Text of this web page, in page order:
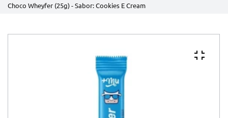
Choco Wheyfer (25g) - Sabor: Cookies E Cream